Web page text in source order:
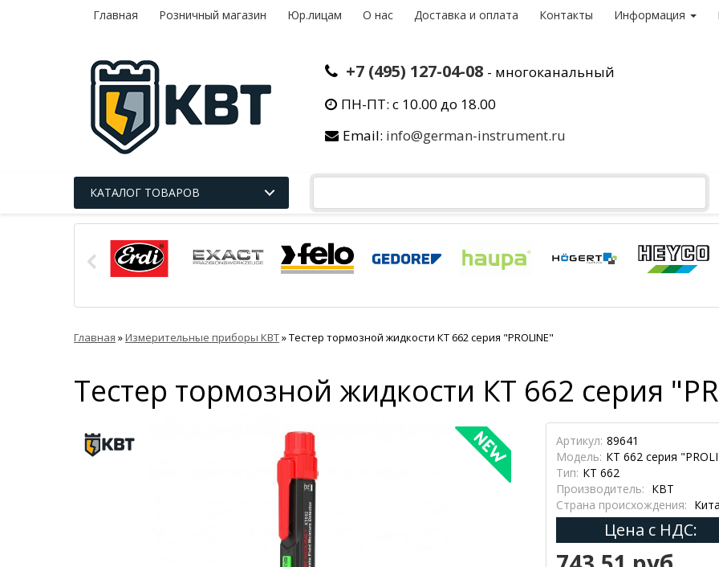
Главная Розничный магазин Юр.лицам О нас Доставка и оплата Контакты Информация
+7 (495) 127-04-08 - многоканальный
ПН-ПТ: с 10.00 до 18.00
Email: info@german-instrument.ru
КАТАЛОГ ТОВАРОВ
Главная »Измерительные приборы КВТ»Тестер тормозной жидкости КТ 662 серия "PROLINE"
Тестер тормозной жидкости КТ 662 серия
Артикул: 89641
Модель: КТ 662 серия
Тип: КТ 662
Производитель: КВТ
Страна происхождения:
Цена с НДС: